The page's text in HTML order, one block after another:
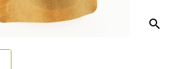
search